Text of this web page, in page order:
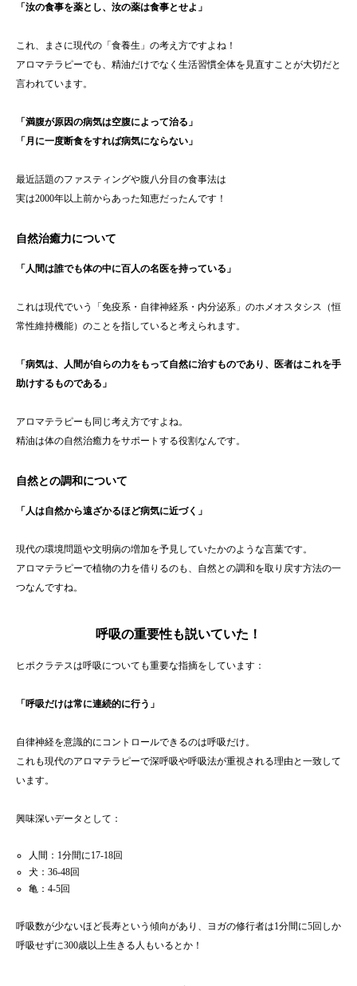
「汝の食事を薬とし、汝の薬は食事とせよ」
これ、まさに現代の「食養生」の考え方ですよね！
アロマテラピーでも、精油だけでなく生活習慣全体を見直すことが大切だと
言われています。
「満腹が原因の病気は空腹によって治る」
「月に一度断食をすれば病気にならない」
最近話題のファスティングや腹八分目の食事法は
実は2000年以上前からあった知恵だったんです！
自然治癒力について
「人間は誰でも体の中に百人の名医を持っている」
これは現代でいう「免疫系・自律神経系・内分泌系」のホメオスタシス（恒
常性維持機能）のことを指していると考えられます。
「病気は、人間が自らの力をもって自然に治すものであり、医者はこれを手
助けするものである」
アロマテラピーも同じ考え方ですよね。
精油は体の自然治癒力をサポートする役割なんです。
自然との調和について
「人は自然から遠ざかるほど病気に近づく」
現代の環境問題や文明病の増加を予見していたかのような言葉です。
アロマテラピーで植物の力を借りるのも、自然との調和を取り戻す方法の一
つなんですね。
呼吸の重要性も説いていた！
ヒポクラテスは呼吸についても重要な指摘をしています：
「呼吸だけは常に連続的に行う」
自律神経を意識的にコントロールできるのは呼吸だけ。
これも現代のアロマテラピーで深呼吸や呼吸法が重視される理由と一致して
います。
興味深いデータとして：
人間：1分間に17-18回
犬：36-48回
亀：4-5回
呼吸数が少ないほど長寿という傾向があり、ヨガの修行者は1分間に5回しか
呼吸せずに300歳以上生きる人もいるとか！